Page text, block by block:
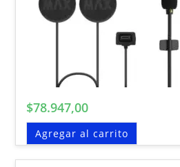
$78.947,00
Agregar al carrito